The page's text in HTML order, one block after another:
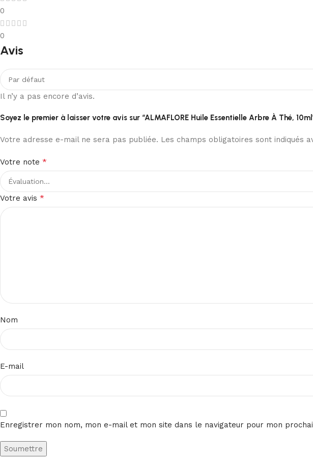
0
0
Avis
Il n’y a pas encore d’avis.
Soyez le premier à laisser votre avis sur “ALMAFLORE Huile Essentielle Arbre À Thé,
Votre adresse e-mail ne sera pas publiée. Les champs obligatoires sont indiqués
Votre note *
Votre avis *
Nom
E-mail
Enregistrer mon nom, mon e-mail et mon site dans le navigateur pour mon